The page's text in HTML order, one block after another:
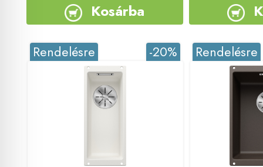
Kosárba
-20%
Rendelésre Rendelésre